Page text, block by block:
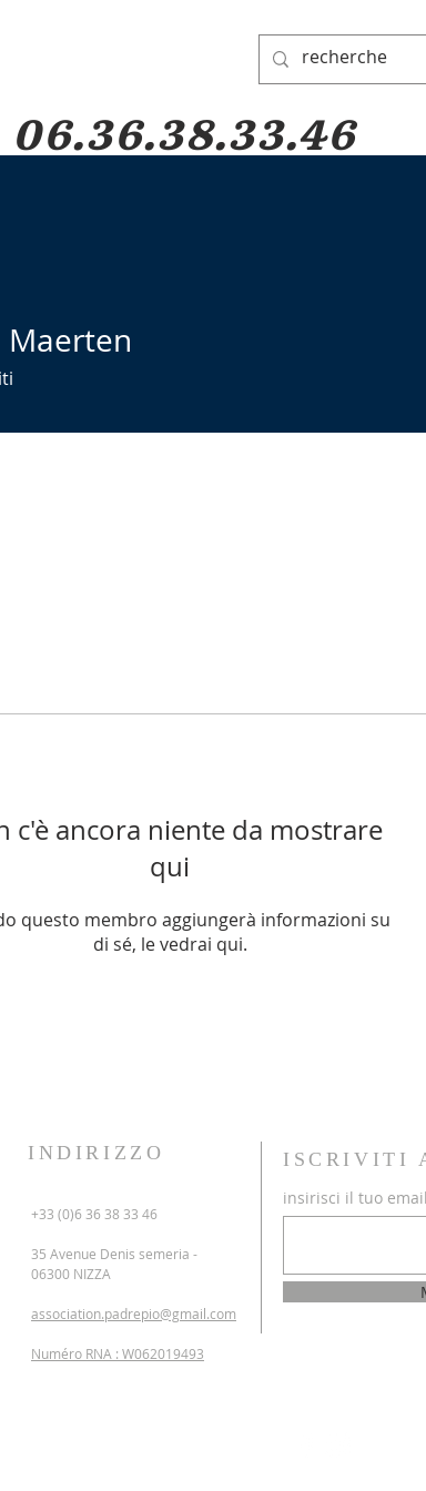
06.36.38.33.46
c'è ancora niente da mostrare
qui
questo membro aggiungerà informazioni su
di sé, le vedrai qui.
Maerten
INDIRIZZO
+33 (0)6 36 38 33 46
35 Avenue Denis semeria -
06300 NIZZA
association.padrepio@gmail.com
Numéro RNA : W062019493
ISCRIVITI
insirisci il tuo email